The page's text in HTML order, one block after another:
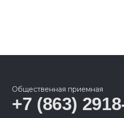
Общественная приемная
+7 (863)